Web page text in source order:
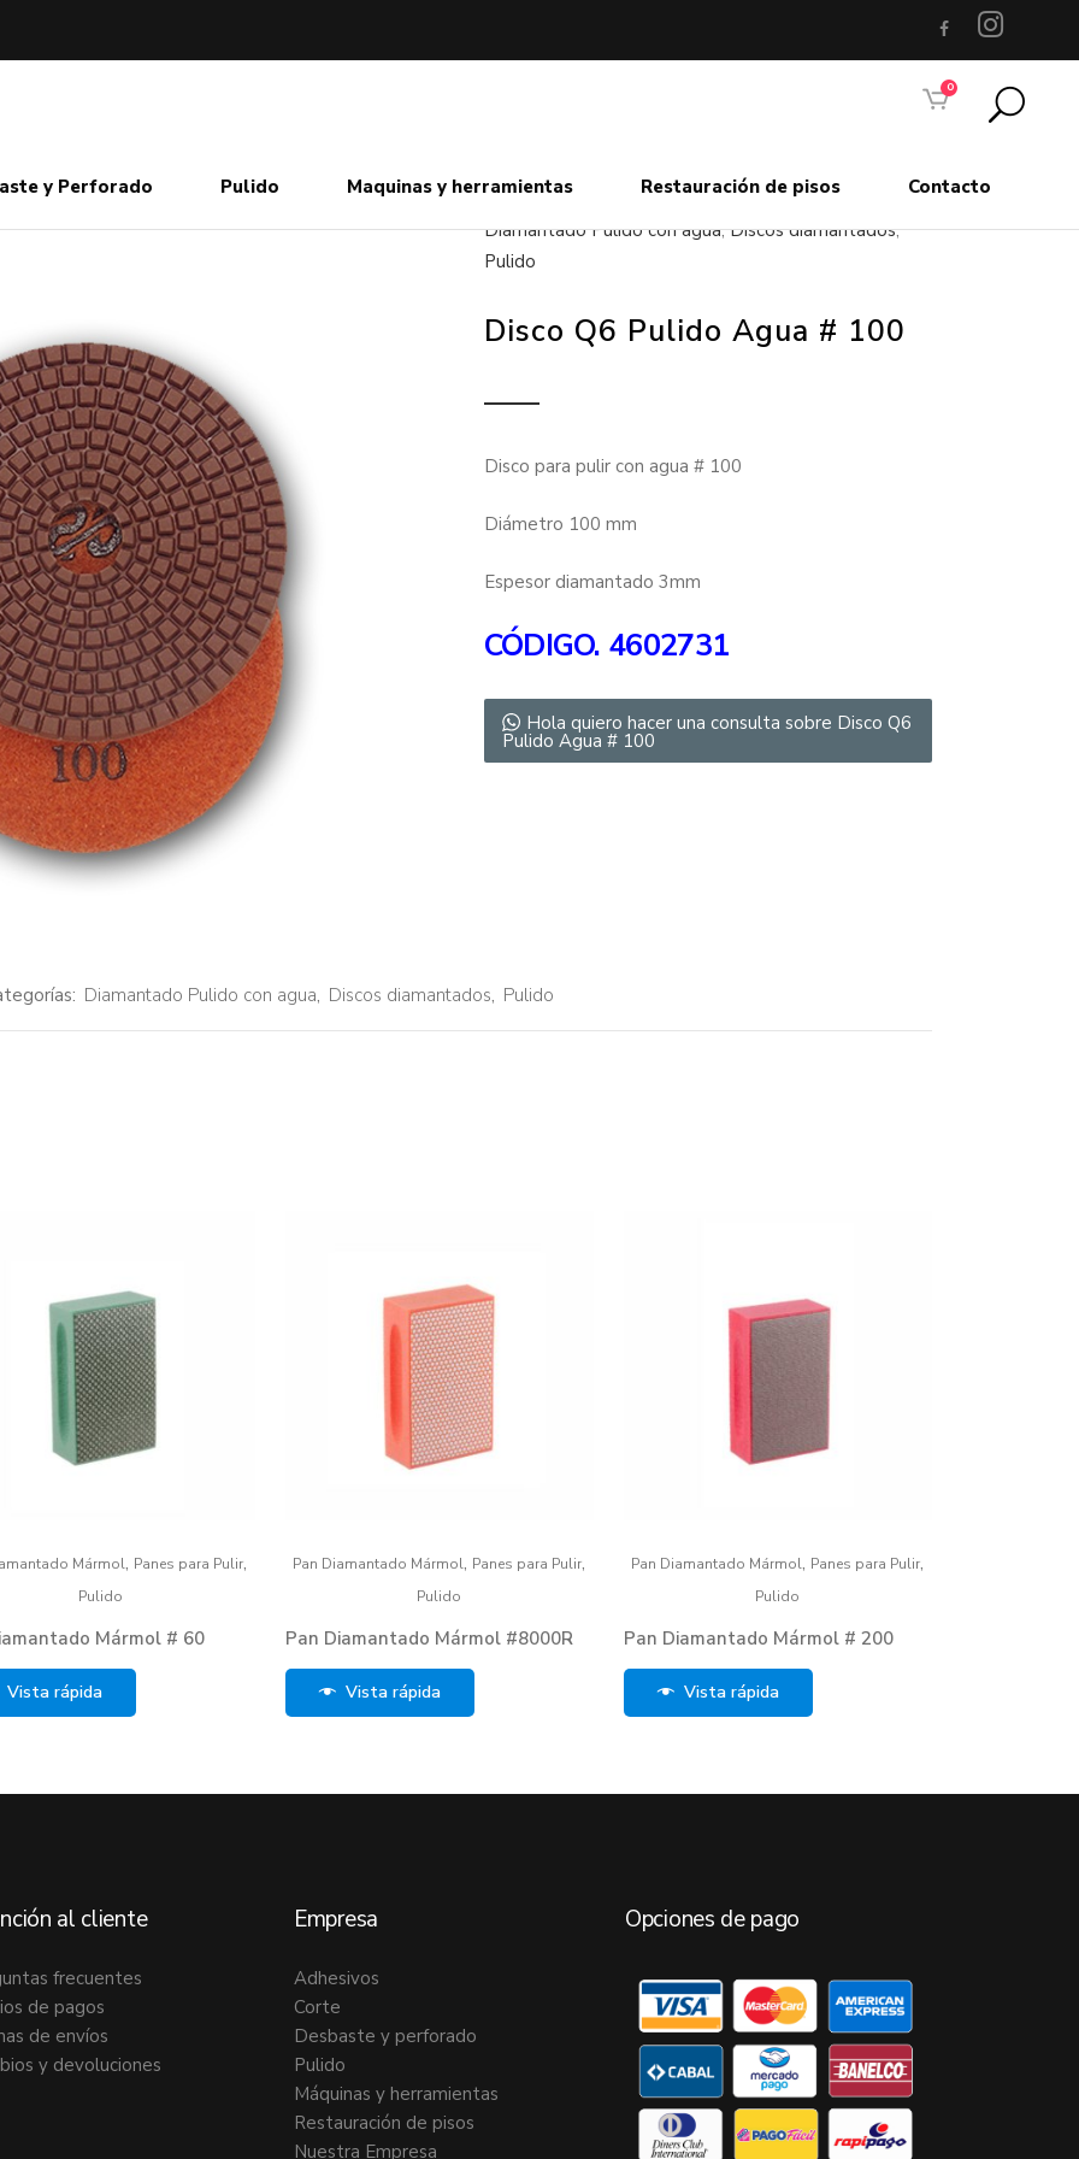
0
y Perforado Pulido Maquinas y herramientas Restauración de pisos
Contacto
Diamantado Pulido con agua,Discos diamantados,
Pulido
Disco Q6 Pulido Agua # 100
Disco para pulir con agua # 100
Diámetro 100 mm
Espesor diamantado 3mm
CÓDIGO. 4602731
Hola quiero hacer una consulta sobre Disco Q6
Pulido Agua # 100
Diamantado Pulido con agua, Discos diamantados, Pulido
Mármol, Panes para Pulir,
Pulido
Mármol # 60
Vista rápida
Pan Diamantado Mármol, Panes para Pulir,
Pulido
Pan Diamantado Mármol #8000R
Vista rápida
Pan Diamantado Mármol, Panes para Pulir,
Pulido
Pan Diamantado Mármol # 200
Vista rápida
al cliente
frecuentes
de pagos
de envíos
y devoluciones
Empresa
Adhesivos
Corte
Desbaste y perforado
Pulido
Máquinas y herramientas
Restauración de pisos
Nuestra Empresa
Opciones de pago